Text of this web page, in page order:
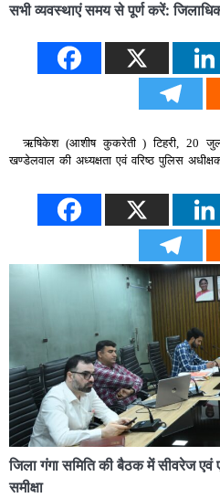
सभी व्यवस्थाएं समय से पूर्ण करें:
ऋषिकेश (आशीष कुकरेती ) टिहरी, 20
खण्डेलवाल की अध्यक्षता एवं वरिष्ठ पुलिस
जिला गंगा समिति की बैठक में सीवरेज एवं
समीक्षा